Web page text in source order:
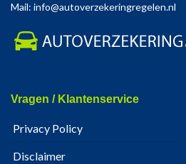
Mail: info@autoverzekeringregelen.nl
Vragen / Klantenservice
Privacy Policy
Disclaimer